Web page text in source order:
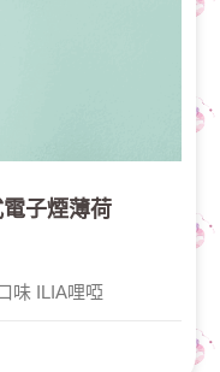
子煙薄荷
味 ILIA哩啞